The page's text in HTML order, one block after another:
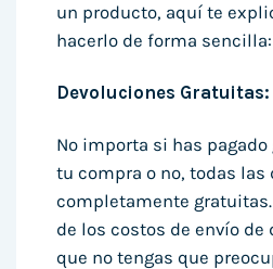
un producto, aquí te
hacerlo de forma sencilla:
Devoluciones Gratuitas:
No importa si has pagado
tu compra o no, todas las
completamente
de los costos de envío de
que no tengas que